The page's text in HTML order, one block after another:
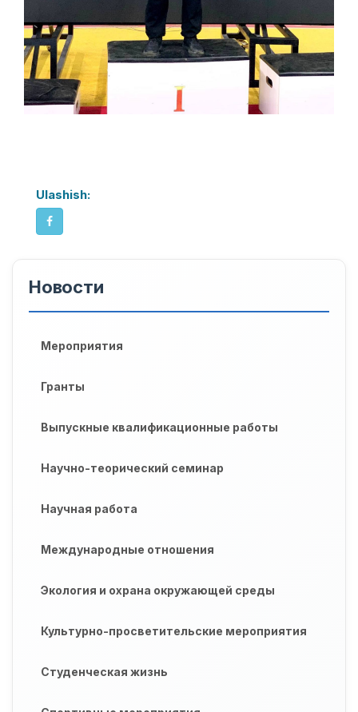
Ulashish:
Новости
Мероприятия
Гранты
Выпускные квалификационные работы
Научно-теорический семинар
Научная работа
Международные отношения
Экология и охрана окружающей среды
Культурно-просветительские мероприятия
Студенческая жизнь